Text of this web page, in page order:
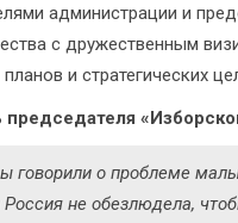
администрации и
с дружественным
и стратегических
о проблеме
не обезлюдела,